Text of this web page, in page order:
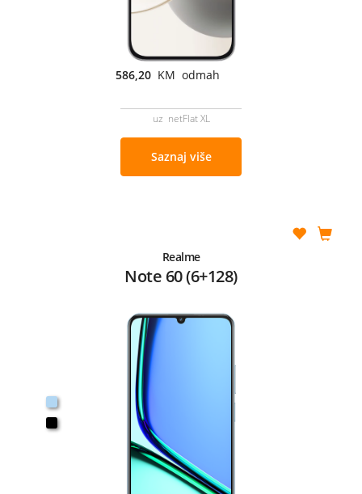
586,20 KM odmah
uz netFlat XL
Saznaj više
Realme
Note 60 (6+128)